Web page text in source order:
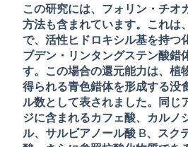
この研究には、フォリン・チオ
方法も含まれています。これは
で、活性ヒドロキシル基を持つ
ブデン・リンタングステン酸錯
す。この場合の還元能力は、植
得られる青色錯体を形成する没
ル数として表されました。同じ
ジに含まれるカフェ酸、カルノ
ル、サルビアノール酸 B、スク